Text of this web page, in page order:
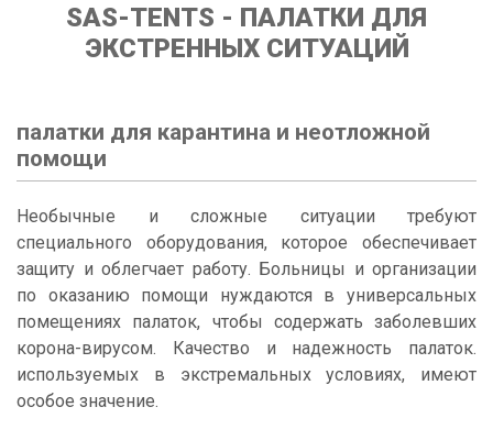
SAS-TENTS - ПАЛАТКИ ДЛЯ
ЭКСТРЕННЫХ СИТУАЦИЙ
палатки для карантина и неотложной
помощи
Необычные и сложные ситуации требуют
специального оборудования, которое обеспечивает
защиту и облегчает работу. Больницы и организации
по оказанию помощи нуждаются в универсальных
помещениях палаток, чтобы содержать заболевших
корона-вирусом. Качество и надежность палаток.
используемых в экстремальных условиях, имеют
особое значение.